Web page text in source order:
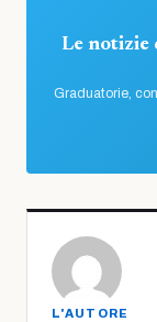
Le notizie
Graduatorie,
L'AUTORE